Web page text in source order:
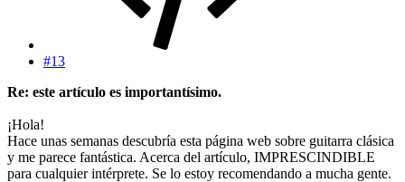
#13
Re: este artículo es importantísimo.
¡Hola!
Hace unas semanas descubría esta página web sobre guitarra clásica
y me parece fantástica. Acerca del artículo, IMPRESCINDIBLE
para cualquier intérprete. Se lo estoy recomendando a mucha gente.